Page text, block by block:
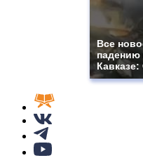
Все
падению
Кавказе: